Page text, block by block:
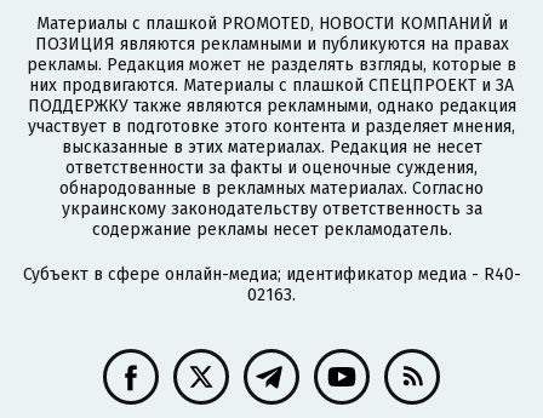
Материалы с плашкой PROMOTED, НОВОСТИ КОМПАНИЙ и
ПОЗИЦИЯ являются рекламными и публикуются на правах
рекламы. Редакция может не разделять взгляды, которые в
них продвигаются. Материалы с плашкой СПЕЦПРОЕКТ и ЗА
ПОДДЕРЖКУ также являются рекламными, однако редакция
участвует в подготовке этого контента и разделяет мнения,
высказанные в этих материалах. Редакция не несет
ответственности за факты и оценочные суждения,
обнародованные в рекламных материалах. Согласно
украинскому законодательству ответственность за
содержание рекламы несет рекламодатель.
Субъект в сфере онлайн-медиа; идентификатор медиа - R40-
02163.